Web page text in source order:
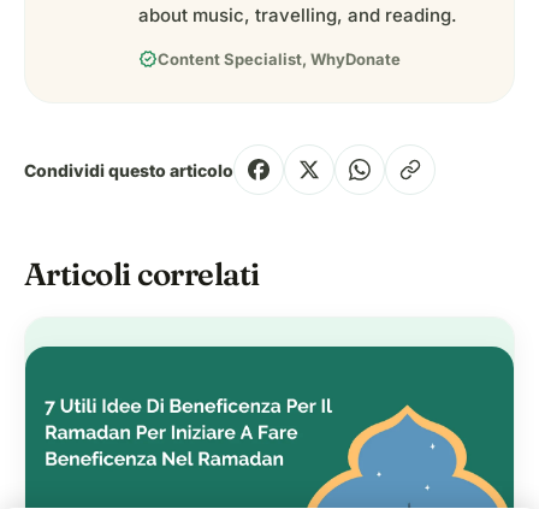
about music, travelling, and reading.
verifiedContent Specialist, WhyDonate
Condividi questo articolo
Articoli correlati